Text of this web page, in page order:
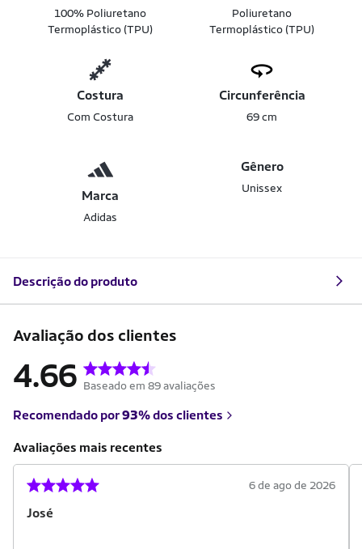
100% Poliuretano
Termoplástico (TPU)
Poliuretano
Termoplástico (TPU)
Costura
Com Costura
Circunferência
69 cm
Marca
Adidas
Gênero
Unissex
Descrição do produto
Avaliação dos clientes
4.66 Baseado em 89 avaliações
Recomendado por93%dos clientes
Avaliações mais recentes
José
6 de ago de 2026